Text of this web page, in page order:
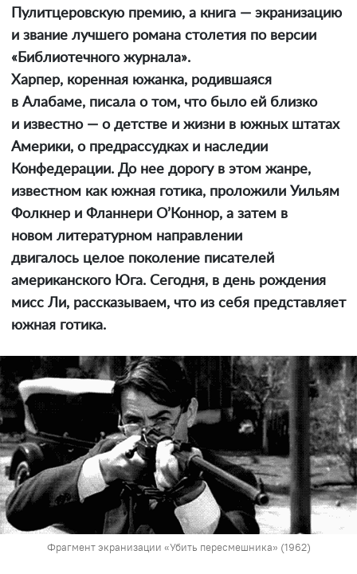
Пулитцеровскую премию, а книга — экранизацию
и звание лучшего романа столетия по версии
«Библиотечного журнала».
Харпер, коренная южанка, родившаяся
в Алабаме, писала о том, что было ей близко
и известно — о детстве и жизни в южных штатах
Америки, о предрассудках и наследии
Конфедерации. До нее дорогу в этом жанре,
известном как южная готика, проложили Уильям
Фолкнер и Фланнери О’Коннор, а затем в
новом литературном направлении
двигалось целое поколение писателей
американского Юга. Сегодня, в день рождения
мисс Ли, рассказываем, что из себя представляет
южная готика.
Фрагмент экранизации «Убить пересмешника» (1962)